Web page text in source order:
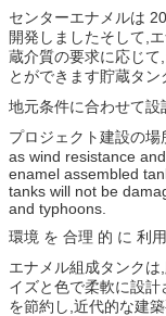
センターエナメルは
開発しましたそして,
蔵介質の要求に応じて
とができます貯蔵タン
地元条件に合わせて設
プロジェクト建設の
as wind resistance
enamel assembled
tanks will not be
and typhoons.
環境 を 合理 的 に 利
エナメル組成タンク
イズと色で柔軟に設
を節約し,近代的な建